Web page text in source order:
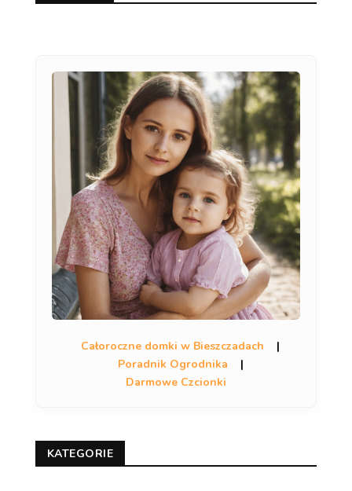
Całoroczne domki w Bieszczadach
|
Poradnik Ogrodnika
|
Darmowe Czcionki
KATEGORIE